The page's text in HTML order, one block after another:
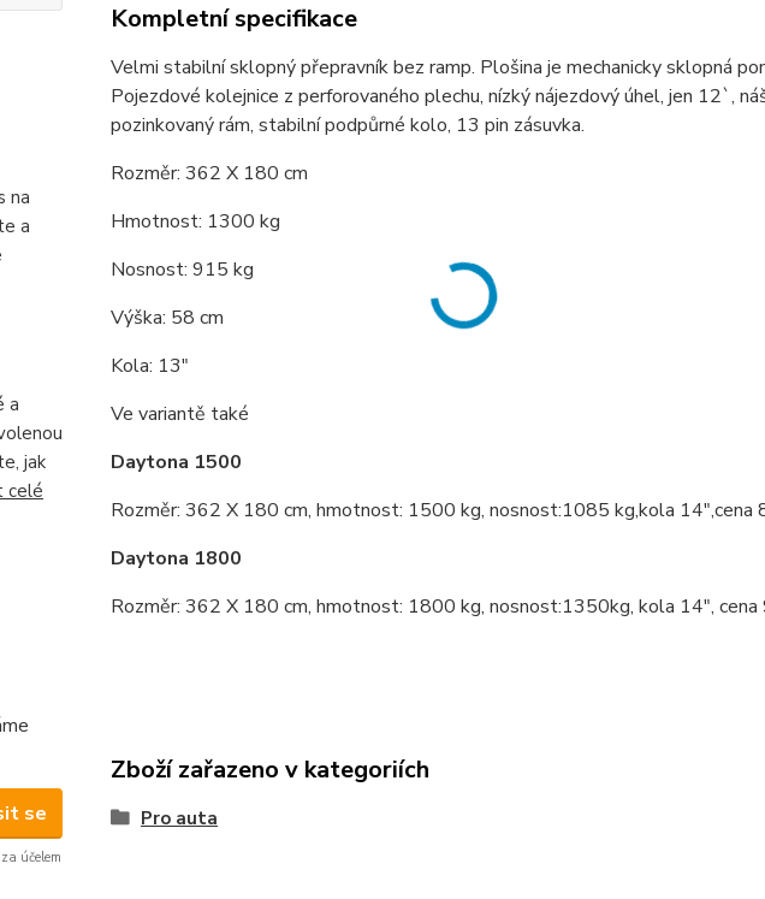
na
a
a
jak
celé
se
za účelem
Kompletní specifikace
Velmi stabilní sklopný přepravník bez ramp. Plošina je mechanicky sklopná
Pojezdové kolejnice z perforovaného plechu, nízký nájezdový úhel, jen 12`,
pozinkovaný rám, stabilní podpůrné kolo, 13 pin zásuvka.
Rozměr: 362 X 180 cm
Hmotnost: 1300 kg
Nosnost: 915 kg
Výška: 58 cm
Kola: 13"
Ve variantě také
Daytona 1500
Rozměr: 362 X 180 cm, hmotnost: 1500 kg, nosnost:1085 kg,kola 14",cena
Daytona 1800
Rozměr: 362 X 180 cm, hmotnost: 1800 kg, nosnost:1350kg, kola 14",
Zboží zařazeno v kategoriích
Pro auta